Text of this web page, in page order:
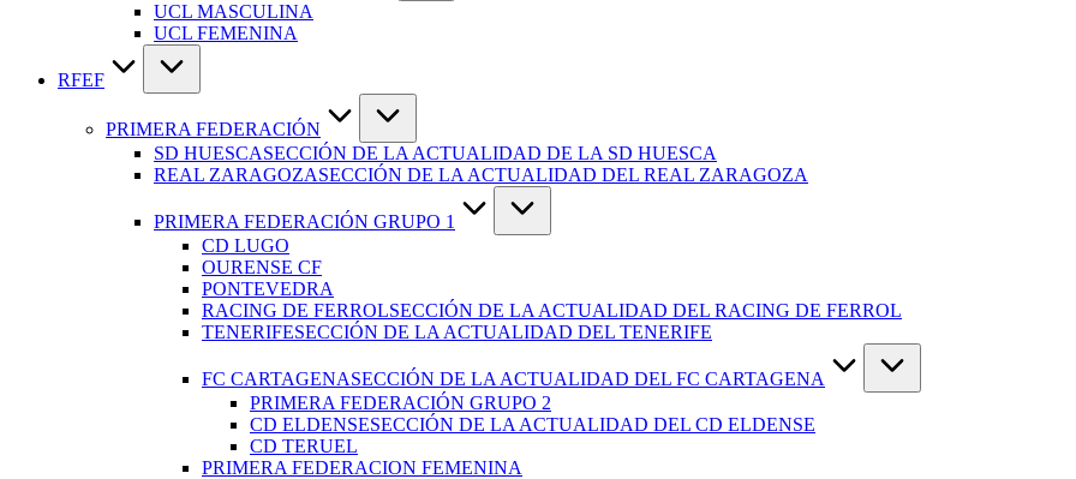
UCL MASCULINA
UCL FEMENINA
RFEF
PRIMERA FEDERACIÓN
SD HUESCASECCIÓN DE LA ACTUALIDAD DE LA SD HUESCA
REAL ZARAGOZASECCIÓN DE LA ACTUALIDAD DEL REAL ZARAGOZA
PRIMERA FEDERACIÓN GRUPO 1
CD LUGO
OURENSE CF
PONTEVEDRA
RACING DE FERROLSECCIÓN DE LA ACTUALIDAD DEL RACING DE FERROL
TENERIFESECCIÓN DE LA ACTUALIDAD DEL TENERIFE
FC CARTAGENASECCIÓN DE LA ACTUALIDAD DEL FC CARTAGENA
PRIMERA FEDERACIÓN GRUPO 2
CD ELDENSESECCIÓN DE LA ACTUALIDAD DEL CD ELDENSE
CD TERUEL
PRIMERA FEDERACION FEMENINA